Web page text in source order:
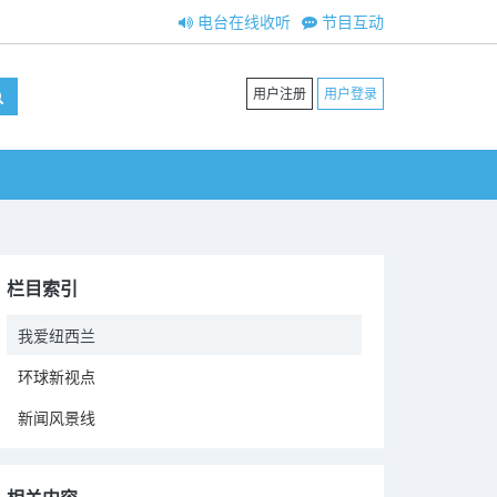
节目互动
电台在线收听
用户注册 用户登录
栏目索引
我爱纽西兰
环球新视点
新闻风景线